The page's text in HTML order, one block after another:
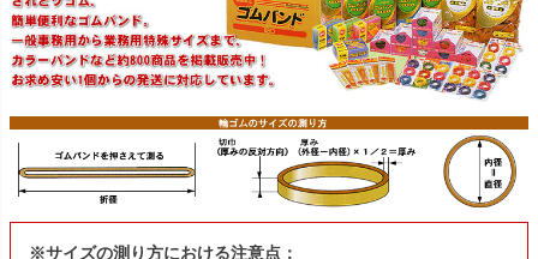
※サイズの測り方における注意点：